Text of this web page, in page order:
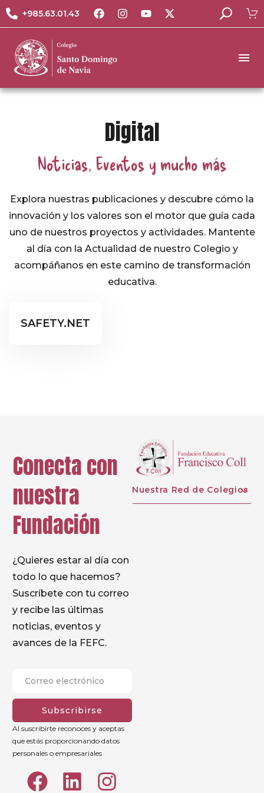
+985.63.01.43
Digital
Noticias, Eventos y mucho más
Explora nuestras publicaciones y descubre cómo la
innovación y los valores son el motor que guía cada
uno de nuestros proyectos y actividades. Mantente
al día con la Actualidad de nuestro Colegio y
acompáñanos en este camino de transformación
educativa.
SAFETY.NET
Conecta con
nuestra
Fundación
¿Quieres estar al día con
todo lo que hacemos?
Suscríbete con tu correo
y recibe las últimas
noticias, eventos y
avances de la FEFC.
Subscribirse
Al suscribirte reconoces y aceptas
que estás proporcionando datos
personales o empresariales
Nuestra Red de Colegios